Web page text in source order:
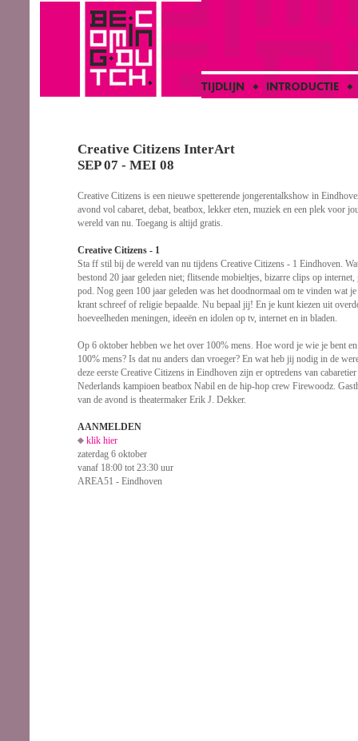
Creative Citizens InterArt
SEP 07 - MEI 08
Creative Citizens is een nieuwe spetterende jongerentalkshow in
avond vol cabaret, debat, beatbox, lekker eten, muziek en een plek voor
wereld van nu. Toegang is altijd gratis.
Creative Citizens - 1
Sta ff stil bij de wereld van nu tijdens Creative Citizens - 1 Eindhoven.
bestond 20 jaar geleden niet; flitsende mobieltjes, bizarre clips op
pod. Nog geen 100 jaar geleden was het doodnormaal om te vinden wat
krant schreef of religie bepaalde. Nu bepaal jij! En je kunt kiezen uit
hoeveelheden meningen, ideeën en idolen op tv, internet en in bladen.
Op 6 oktober hebben we het over 100% mens. Hoe word je wie je bent
100% mens? Is dat nu anders dan vroeger? En wat heb jij nodig in de
deze eerste Creative Citizens in Eindhoven zijn er optredens van
Nederlands kampioen beatbox Nabil en de hip-hop crew Firewoodz.
van de avond is theatermaker Erik J. Dekker.
AANMELDEN
klik hier
zaterdag 6 oktober
vanaf 18:00 tot 23:30 uur
AREA51 - Eindhoven